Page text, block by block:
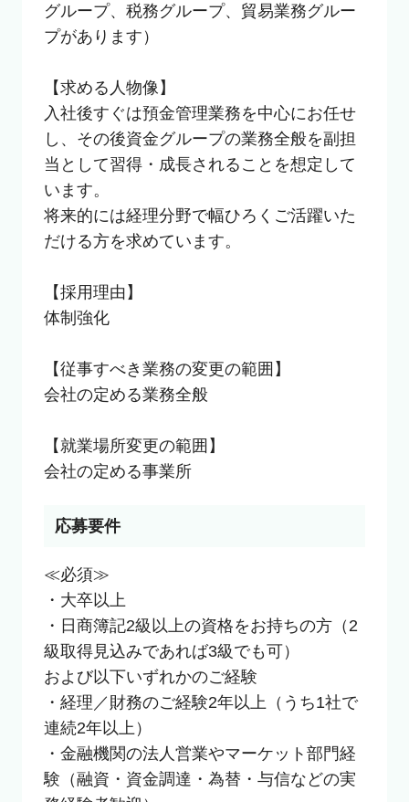
グループ、税務グループ、貿易業務グルー
プがあります）
【求める人物像】
入社後すぐは預金管理業務を中心にお任せ
し、その後資金グループの業務全般を副担
当として習得・成長されることを想定して
います。
将来的には経理分野で幅ひろくご活躍いた
だける方を求めています。
【採用理由】
体制強化
【従事すべき業務の変更の範囲】
会社の定める業務全般
【就業場所変更の範囲】
会社の定める事業所
応募要件
≪必須≫
・大卒以上
・日商簿記2級以上の資格をお持ちの方（2
級取得見込みであれば3級でも可）
および以下いずれかのご経験
・経理／財務のご経験2年以上（うち1社で
連続2年以上）
・金融機関の法人営業やマーケット部門経
験（融資・資金調達・為替・与信などの実